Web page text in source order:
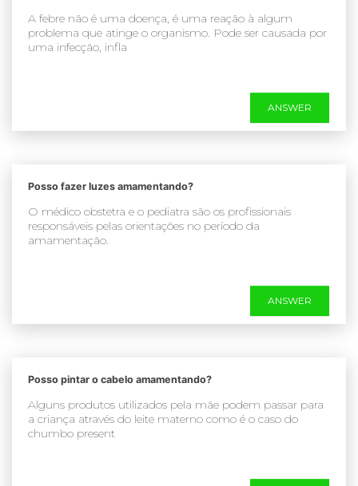
A febre não é uma doença, é uma reação à algum
problema que atinge o organismo. Pode ser causada por
uma infecção, infla
ANSWER
Posso fazer luzes amamentando?
O médico obstetra e o pediatra são os profissionais
responsáveis pelas orientações no período da
amamentação.
ANSWER
Posso pintar o cabelo amamentando?
Alguns produtos utilizados pela mãe podem passar para
a criança através do leite materno como é o caso do
chumbo present